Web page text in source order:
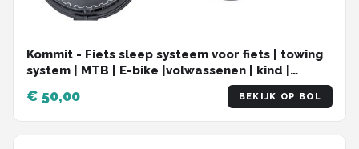
Kommit - Fiets sleep systeem voor fiets | towing
system | MTB | E-bike |volwassenen | kind |
uniseks | sleeptouw | fietstrekker
€ 50,00 BEKIJK OP BOL